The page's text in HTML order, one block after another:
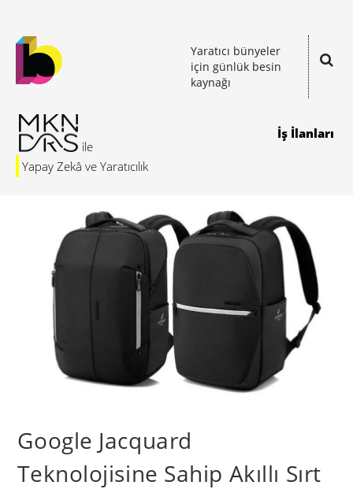
Yaratıcı bünyeler
için günlük besin
kaynağı
Yapay Zekâ ve Yaratıcılık
İş İlanları
Google Jacquard
Teknolojisine Sahip Akıllı Sırt